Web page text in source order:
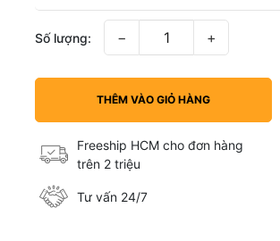
Số lượng: − +
THÊM VÀO GIỎ HÀNG
Freeship HCM cho đơn hàng
trên 2 triệu
Tư vấn 24/7